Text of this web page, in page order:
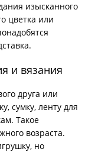
изысканного
цветка или
и вязания
друга или
сумку, ленту для
Такое
возраста.
но